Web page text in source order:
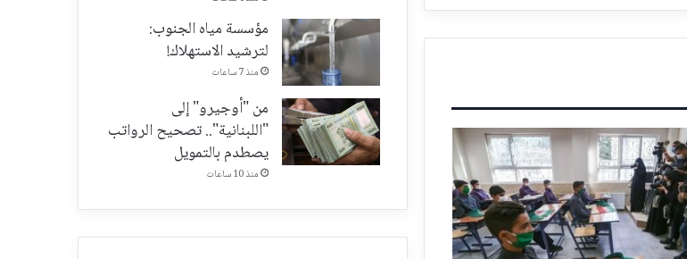
مؤسسة مياه الجنوب:
لترشيد الاستهلاك!
منذ 7 ساعات
من "أوجيرو" إلى
"اللبنانية".. تصحيح الرواتب
يصطدم بالتمويل
منذ 10 ساعات